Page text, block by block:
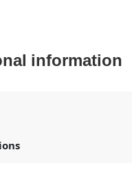
information